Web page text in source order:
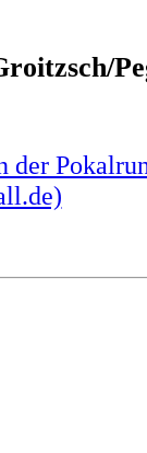
der